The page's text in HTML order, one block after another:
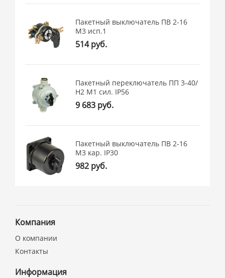
Пакетный выключатель ПВ 2-16
М3 исп.1
514 руб.
Пакетный переключатель ПП 3-40/
Н2 М1 сил. IP56
9 683 руб.
Пакетный выключатель ПВ 2-16
М3 кар. IP30
982 руб.
Компания
О компании
Контакты
Информация